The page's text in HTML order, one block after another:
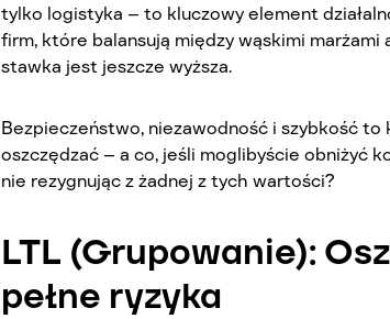
tylko logistyka – to kluczowy element
firm, które balansują między wąskimi marżami
stawka jest jeszcze wyższa.
Bezpieczeństwo, niezawodność i szybkość
oszczędzać – a co, jeśli moglibyście obniżyć
nie rezygnując z żadnej z tych wartości?
LTL (Grupowanie):
pełne ryzyka